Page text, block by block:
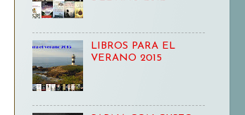
LIBROS PARA EL
VERANO 2015